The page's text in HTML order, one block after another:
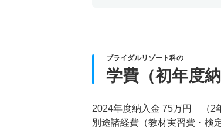
ブライダルリゾート科の
学費（初年度納
2024年度納入金 75万円 （2
別途諸経費（教材実習費・検